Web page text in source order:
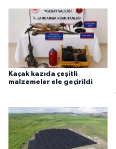
Kaçak kazıda çeşitli
malzemeler ele geçirildi